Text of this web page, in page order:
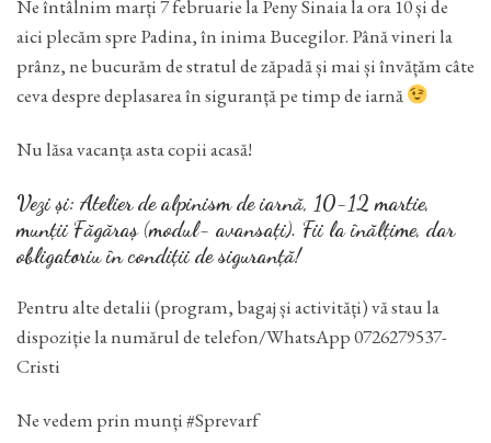
Ne întâlnim marți 7 februarie la Peny Sinaia la ora 10 și de
aici plecăm spre Padina, în inima Bucegilor. Până vineri la
prânz, ne bucurăm de stratul de zăpadă și mai și învățăm câte
ceva despre deplasarea în siguranță pe timp de iarnă
Nu lăsa vacanța asta copii acasă!
Vezi și: Atelier de alpinism de iarnă, 10-12 martie,
munții Făgăraș (modul- avansați). Fii la înălțime, dar
obligatoriu în condiții de siguranță!
Pentru alte detalii (program, bagaj și activități) vă stau la
dispoziție la numărul de telefon/WhatsApp 0726279537-
Cristi
Ne vedem prin munți #Sprevarf